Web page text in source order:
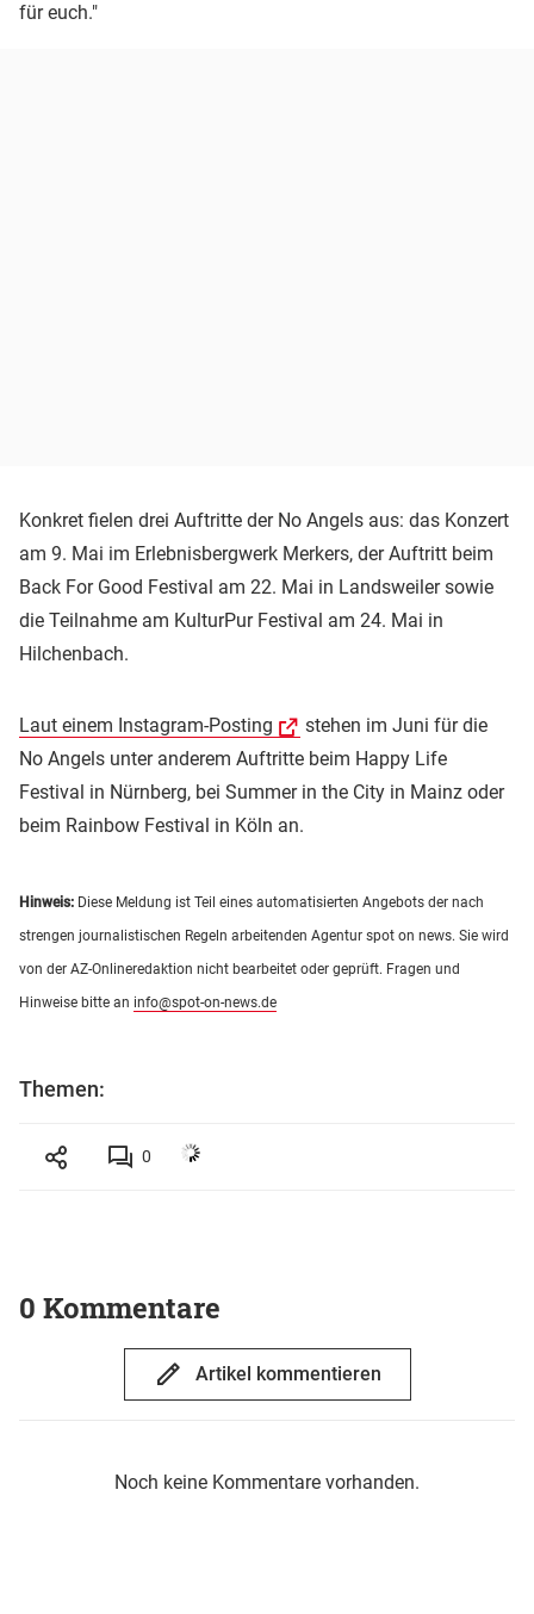
für euch."
Konkret fielen drei Auftritte der No Angels aus: das Konzert
am 9. Mai im Erlebnisbergwerk Merkers, der Auftritt beim
Back For Good Festival am 22. Mai in Landsweiler sowie
die Teilnahme am KulturPur Festival am 24. Mai in
Hilchenbach.
Laut einem Instagram-Posting
stehen im Juni für die
No Angels unter anderem Auftritte beim Happy Life
Festival in Nürnberg, bei Summer in the City in Mainz oder
beim Rainbow Festival in Köln an.
Hinweis: Diese Meldung ist Teil eines automatisierten Angebots der nach
strengen journalistischen Regeln arbeitenden Agentur spot on news. Sie wird
von der AZ-Onlineredaktion nicht bearbeitet oder geprüft. Fragen und
Hinweise bitte an info@spot-on-news.de
Themen:
0
0 Kommentare
Artikel kommentieren
Noch keine Kommentare vorhanden.